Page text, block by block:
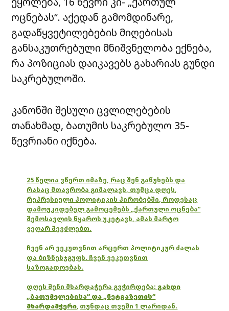
ოცნებას“. აქედან გამომდინარე,
გადაწყვეტილებების მიღებისას
განსაკუთრებული მნიშვნელობა ექნება,
რა პოზიციას დაიკავებს გახარიას გუნდი
საკრებულოში.
კანონში შესული ცვლილებების
თანახმად, ბათუმის საკრებულო 35-
წევრიანი იქნება.
25 წელია ვწერთ იმაზე, რაც შენ გაწუხებს და
რასაც მთავრობა გიმალავს, თუმცა დღეს,
რეპრესიული პოლიტიკის პირობებში, როდესაც
დამოუკიდებელ გამოცემებს „ქართული ოცნება“
შემოსავლის წყაროს უკეტავს, ამას მარტო
ვეღარ შევძლებთ.
ჩვენ არ ვეკუთვნით არცერთ პოლიტიკურ ძალას
და ბიზნესჯგუფს. ჩვენ ვეკუთვნით
საზოგადოებას.
დღეს შენი მხარდაჭერა გვჭირდება: გახდი
„ბათუმელებისა“ და „ნეტგაზეთის“
მხარდამჭერი, თუნდაც თვეში 1 ლარიდან.